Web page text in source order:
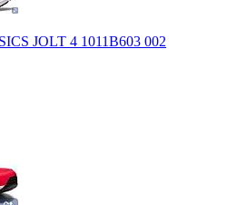
JOLT 4 1011B603 002